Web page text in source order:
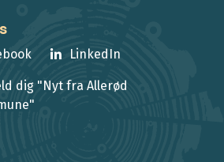
LinkedIn
dig "Nyt fra Allerød